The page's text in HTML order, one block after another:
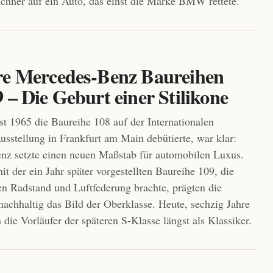
Mercedes-Benz Baureihen
– Die Geburt einer Stilikone
1965 die Baureihe 108 auf der Internationalen
in Frankfurt am Main debütierte, war klar:
setzte einen neuen Maßstab für automobilen Luxus.
der ein Jahr später vorgestellten Baureihe 109, die
Radstand und Luftfederung brachte, prägten die
das Bild der Oberklasse. Heute, sechzig Jahre
die Vorläufer der späteren S-Klasse längst als Klassiker.